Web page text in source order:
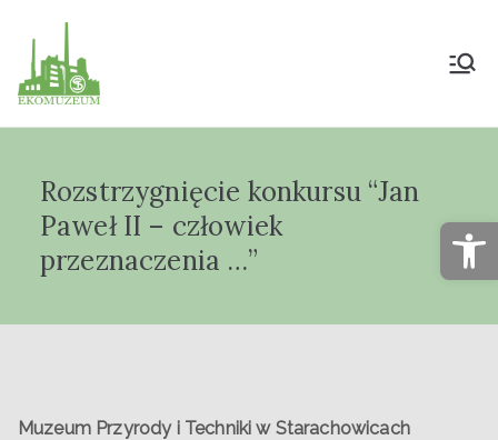
Muzeum Przyrody
"Ekomuzeum" im.
Jana Pazdura
Rozstrzygnięcie konkursu “Jan
Paweł II – człowiek
przeznaczenia …”
Muzeum Przyrody i Techniki w Starachowicach